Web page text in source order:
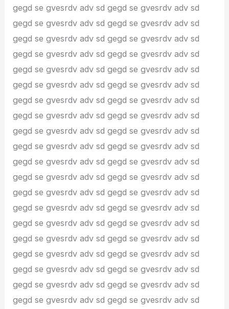
gegd se gvesrdv adv sd gegd se gvesrdv adv sd
gegd se gvesrdv adv sd gegd se gvesrdv adv sd
gegd se gvesrdv adv sd gegd se gvesrdv adv sd
gegd se gvesrdv adv sd gegd se gvesrdv adv sd
gegd se gvesrdv adv sd gegd se gvesrdv adv sd
gegd se gvesrdv adv sd gegd se gvesrdv adv sd
gegd se gvesrdv adv sd gegd se gvesrdv adv sd
gegd se gvesrdv adv sd gegd se gvesrdv adv sd
gegd se gvesrdv adv sd gegd se gvesrdv adv sd
gegd se gvesrdv adv sd gegd se gvesrdv adv sd
gegd se gvesrdv adv sd gegd se gvesrdv adv sd
gegd se gvesrdv adv sd gegd se gvesrdv adv sd
gegd se gvesrdv adv sd gegd se gvesrdv adv sd
gegd se gvesrdv adv sd gegd se gvesrdv adv sd
gegd se gvesrdv adv sd gegd se gvesrdv adv sd
gegd se gvesrdv adv sd gegd se gvesrdv adv sd
gegd se gvesrdv adv sd gegd se gvesrdv adv sd
gegd se gvesrdv adv sd gegd se gvesrdv adv sd
gegd se gvesrdv adv sd gegd se gvesrdv adv sd
gegd se gvesrdv adv sd gegd se gvesrdv adv sd